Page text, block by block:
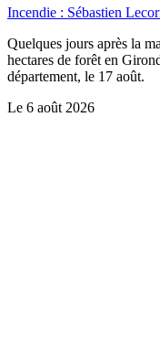
Incendie : Sébastien
Quelques jours après la
hectares de forêt en
département, le 17 août.
Le 6 août 2026